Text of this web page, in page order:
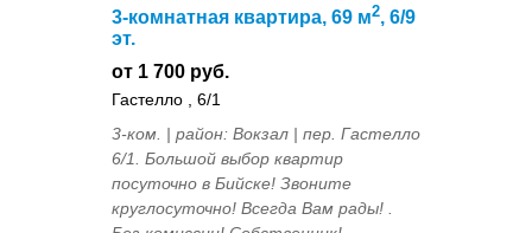
3-комнатная квартира, 69 м2, 6/9
эт.
от 1 700 руб.
Гастелло , 6/1
3-ком. | район: Вокзал | пер. Гастелло
6/1. Большой выбор квартир
посуточно в Бийске! Звоните
круглосуточно! Всегда Вам рады! .